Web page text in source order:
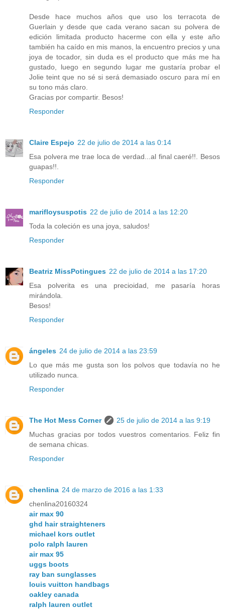
Desde hace muchos años que uso los terracota de
Guerlain y desde que cada verano sacan su polvera de
edición limitada producto hacerme con ella y este año
también ha caído en mis manos, la encuentro precios y una
joya de tocador, sin duda es el producto que más me ha
gustado, luego en segundo lugar me gustaría probar el
Jolie teint que no sé si será demasiado oscuro para mí en
su tono más claro.
Gracias por compartir. Besos!
Responder
Claire Espejo 22 de julio de 2014 a las 0:14
Esa polvera me trae loca de verdad...al final caeré!!. Besos
guapas!!.
Responder
marifloysuspotis 22 de julio de 2014 a las 12:20
Toda la coleción es una joya, saludos!
Responder
Beatriz MissPotingues 22 de julio de 2014 a las 17:20
Esa polverita es una precioidad, me pasaría horas
mirándola.
Besos!
Responder
ángeles 24 de julio de 2014 a las 23:59
Lo que más me gusta son los polvos que todavía no he
utilizado nunca.
Responder
The Hot Mess Corner
25 de julio de 2014 a las 9:19
Muchas gracias por todos vuestros comentarios. Feliz fin
de semana chicas.
Responder
chenlina 24 de marzo de 2016 a las 1:33
chenlina20160324
air max 90
ghd hair straighteners
michael kors outlet
polo ralph lauren
air max 95
uggs boots
ray ban sunglasses
louis vuitton handbags
oakley canada
ralph lauren outlet